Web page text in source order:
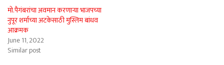
मो.पैगंबरांचा अवमान करणाऱ्या भाजपच्या
नुपूर शर्माच्या अटकेसाठी मुस्लिम बांधव
आक्रमक
June 11, 2022
Similar post